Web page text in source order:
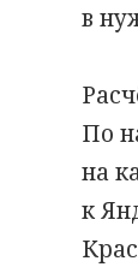
в
По
на
к